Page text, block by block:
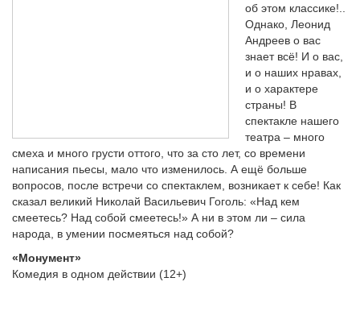
об этом классике!..
Однако, Леонид
Андреев о вас
знает всё! И о вас,
и о наших нравах,
и о характере
страны! В
спектакле нашего
театра – много
смеха и много грусти оттого, что за сто лет, со времени
написания пьесы, мало что изменилось. А ещё больше
вопросов, после встречи со спектаклем, возникает к себе! Как
сказал великий Николай Васильевич Гоголь: «Над кем
смеетесь? Над собой смеетесь!» А ни в этом ли – сила
народа, в умении посмеяться над собой?
«Монумент»
Комедия в одном действии (12+)